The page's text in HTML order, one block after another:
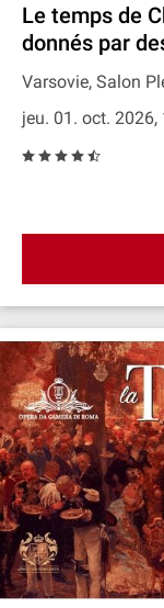
Le temps de
donnés par
Varsovie, Salon
jeu. 01. oct. 2026,